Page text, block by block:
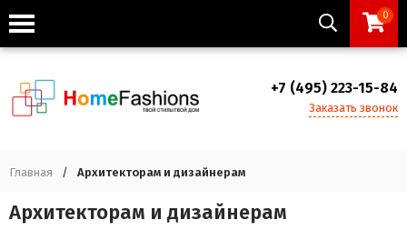
0
+7 (495) 223-15-84
Заказать звонок
Главная / Архитекторам и дизайнерам
Архитекторам и дизайнерам